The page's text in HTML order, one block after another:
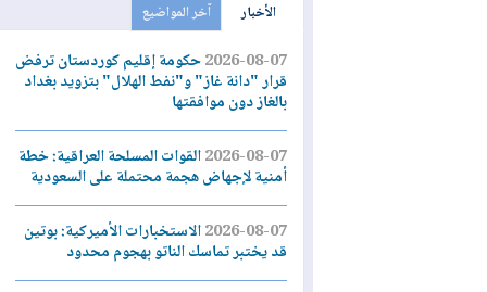
الأخبار آخر المواضيع
2026-08-07حكومة إقليم كوردستان ترفض
قرار "دانة غاز" و"نفط الهلال" بتزويد بغداد
بالغاز دون موافقتها
2026-08-07القوات المسلحة العراقية: خطة
أمنية لإجهاض هجمة محتملة على السعودية
2026-08-07الاستخبارات الأميركية: بوتين
قد يختبر تماسك الناتو بهجوم محدود